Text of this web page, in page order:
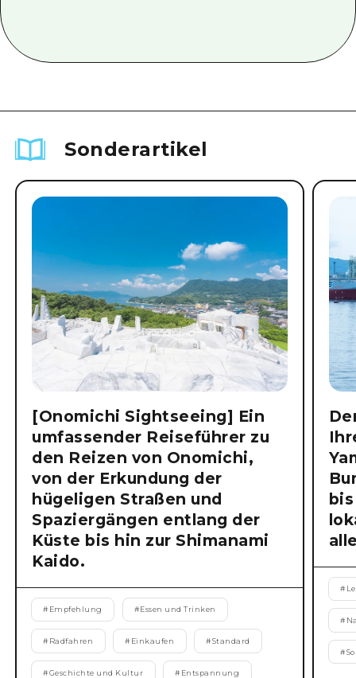
Sonderartikel
[Onomichi Sightseeing] Ein
umfassender Reiseführer zu
den Reizen von Onomichi,
von der Erkundung der
hügeligen Straßen und
Spaziergängen entlang der
Küste bis hin zur Shimanami
Kaido.
# Empfehlung #Essen und Trinken
# Radfahren # Einkaufen #Standard
#Geschichte und Kultur # Entspannung
#
#
#